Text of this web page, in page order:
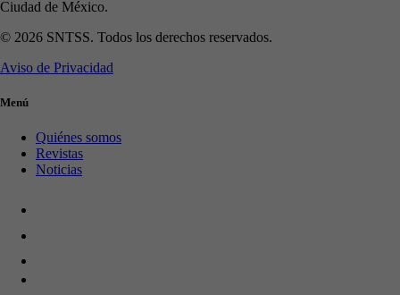
Ciudad de México.
© 2026 SNTSS. Todos los derechos reservados.
Aviso de Privacidad
Menú
Quiénes somos
Revistas
Noticias